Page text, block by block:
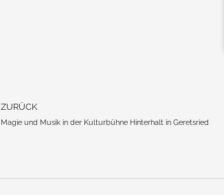
ZURÜCK
Magie und Musik in der Kulturbühne Hinterhalt in Geretsried